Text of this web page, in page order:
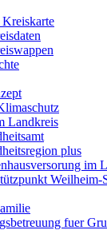
Landkreis
plus
im
Weilheim-
fuer